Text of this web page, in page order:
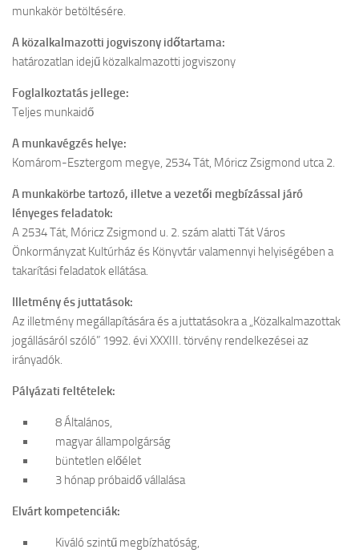
munkakör betöltésére.
A közalkalmazotti jogviszony időtartama:
határozatlan idejű közalkalmazotti jogviszony
Foglalkoztatás jellege:
Teljes munkaidő
A munkavégzés helye:
Komárom-Esztergom megye, 2534 Tát, Móricz Zsigmond utca 2.
A munkakörbe tartozó, illetve a vezetői megbízással járó
lényeges feladatok:
A 2534 Tát, Móricz Zsigmond u. 2. szám alatti Tát Város
Önkormányzat Kultúrház és Könyvtár valamennyi helyiségében a
takarítási feladatok ellátása.
Illetmény és juttatások:
Az illetmény megállapítására és a juttatásokra a „Közalkalmazottak
jogállásáról szóló” 1992. évi XXXIII. törvény rendelkezései az
irányadók.
Pályázati feltételek:
8 Általános,
magyar állampolgárság
büntetlen előélet
3 hónap próbaidő vállalása
Elvárt kompetenciák:
Kiváló szintű megbízhatóság,